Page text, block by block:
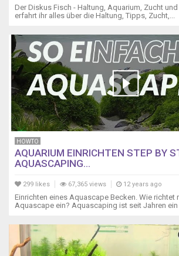
Der Diskus Fisch - Haltung, Aquarium, Zucht
erfahrt ihr alles über die Haltung, Tipps, Zucht,...
HOWTO
AQUARIUM EINRICHTEN STEP BY
AQUASCAPING...
299 likes 67,365 views 12 years ago
Einrichten eines Aquascape Becken. Wie richtet
Aquascape ein? Aquascaping ist seit Jahren ein